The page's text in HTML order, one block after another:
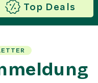
Top Deals